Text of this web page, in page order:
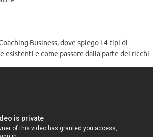
Business, dove spiego i 4 tipi di
esistenti e come passare dalla parte dei ricchi.